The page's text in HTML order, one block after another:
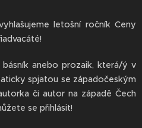
letošní ročník Ceny
anebo prozaik, která/ý v
spjatou se západočeským
či autor na západě Čech
se přihlásit!